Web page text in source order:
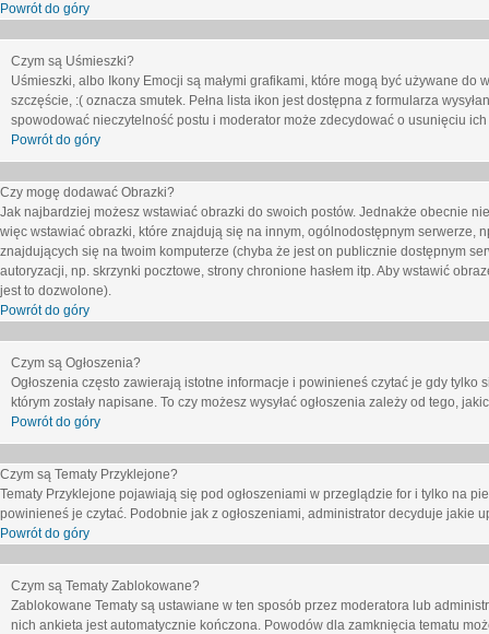
Powrót do góry
Czym są Uśmieszki?
Uśmieszki, albo Ikony Emocji są małymi grafikami, które mogą być używane
szczęście, :( oznacza smutek. Pełna lista ikon jest dostępna z formularza
spowodować nieczytelność postu i moderator może zdecydować o usunięciu ich
Powrót do góry
Czy mogę dodawać Obrazki?
Jak najbardziej możesz wstawiać obrazki do swoich postów. Jednakże obecnie
więc wstawiać obrazki, które znajdują się na innym, ogólnodostępnym serwerze,
znajdujących się na twoim komputerze (chyba że jest on publicznie dostępnym
autoryzacji, np. skrzynki pocztowe, strony chronione hasłem itp. Aby wstawić
jest to dozwolone).
Powrót do góry
Czym są Ogłoszenia?
Ogłoszenia często zawierają istotne informacje i powinieneś czytać je gdy
którym zostały napisane. To czy możesz wysyłać ogłoszenia zależy od tego,
Powrót do góry
Czym są Tematy Przyklejone?
Tematy Przyklejone pojawiają się pod ogłoszeniami w przeglądzie for i tylko na
powinieneś je czytać. Podobnie jak z ogłoszeniami, administrator decyduje
Powrót do góry
Czym są Tematy Zablokowane?
Zablokowane Tematy są ustawiane w ten sposób przez moderatora lub
nich ankieta jest automatycznie kończona. Powodów dla zamknięcia tematu